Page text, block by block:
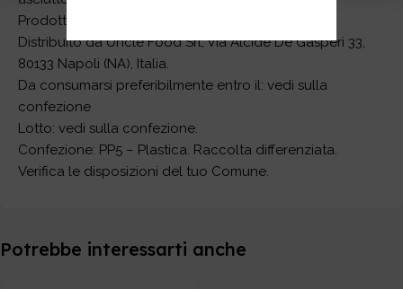
Prodotto in Thailandia
Distribuito da Uncle Food Srl, Via Alcide De Gasperi 33,
80133 Napoli (NA), Italia.
Da consumarsi preferibilmente entro il: vedi sulla
confezione
Lotto: vedi sulla confezione.
Confezione: PP5 – Plastica. Raccolta differenziata.
Verifica le disposizioni del tuo Comune.
Potrebbe interessarti anche